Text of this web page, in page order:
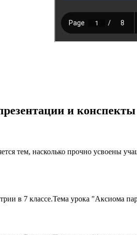
и конспекты
тем, насколько прочно усвоены
в 7 классе.Тема урока "Аксиома